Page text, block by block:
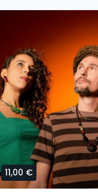
11,00 €